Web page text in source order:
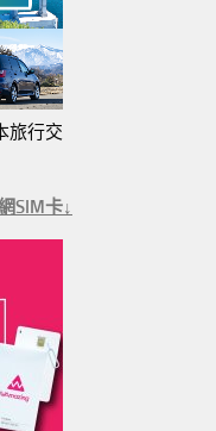
旅行交
SIM卡↓